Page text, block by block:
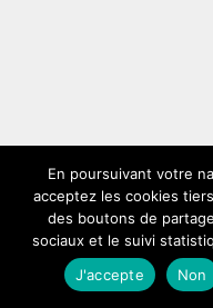
En poursuivant votre
acceptez les cookies
des boutons de
sociaux et le suivi
J'accepte
Non